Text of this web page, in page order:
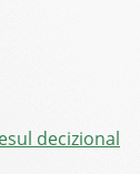
decizional